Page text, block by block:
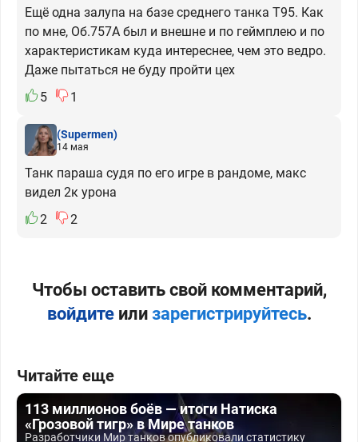
Ещё одна залупа на базе среднего танка T95. Как
по мне, Об.757А был и внешне и по геймплею и по
характеристикам куда интереснее, чем это ведро.
Даже пытаться не буду пройти цех
5
1
(Supermen)
14 мая
Танк параша судя по его игре в рандоме, макс
видел 2к урона
2
2
Чтобы оставить свой комментарий,
войдитеили зарегистрируйтесь.
Читайте еще
113 миллионов боёв — итоги Натиска
«Грозовой тигр» в Мире танков
Разработчики Мир танков опубликовали статистику